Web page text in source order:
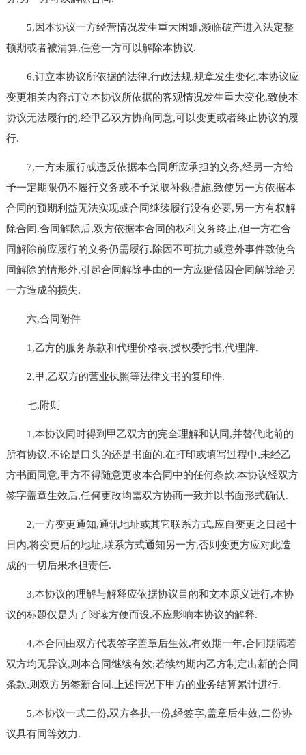
5,因本协议一方经营情况发生重大困难,濒临破产进入法定整
顿期或者被清算,任意一方可以解除本协议.
6,订立本协议所依据的法律,行政法规,规章发生变化,本协议应
变更相关内容;订立本协议所依据的客观情况发生重大变化,致使本
协议无法履行的,经甲乙双方协商同意,可以变更或者终止协议的履
行.
7,一方未履行或违反依据本合同所应承担的义务,经另一方给
予一定期限仍不履行义务或不予采取补救措施,致使另一方依据本
合同的预期利益无法实现或合同继续履行没有必要,另一方有权解
除合同.合同解除后,双方依据本合同的权利义务终止,但一方在合
同解除前应履行的义务仍需履行.除因不可抗力或意外事件致使合
同解除的情形外,引起合同解除事由的一方应赔偿因合同解除给另
一方造成的损失.
六,合同附件
1,乙方的服务条款和代理价格表,授权委托书,代理牌.
2,甲,乙双方的营业执照等法律文书的复印件.
七,附则
1,本协议同时得到甲乙双方的完全理解和认同,并替代此前的
所有协议,不论是口头的还是书面的.在打印或填写过程中,未经乙
方书面同意,甲方不得随意更改本合同中的任何条款.本协议经双方
签字盖章生效后,任何更改均需双方协商一致并以书面形式确认.
2,一方变更通知,通讯地址或其它联系方式,应自变更之日起十
日内,将变更后的地址,联系方式通知另一方,否则变更方应对此造
成的一切后果承担责任.
3,本协议的理解与解释应依据协议目的和文本原义进行,本协
议的标题仅是为了阅读方便而设,不应影响本协议的解释.
4,本合同由双方代表签字盖章后生效,有效期一年.合同期满若
双方均无异议,则本合同继续有效;若续约期内乙方制定出新的合同
条款,则双方另签新合同.上述情况下甲方的业务结算累计进行.
5,本协议一式二份,双方各执一份,经签字,盖章后生效,二份协
议具有同等效力.